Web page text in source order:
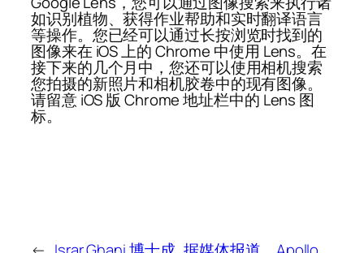
如识别植物、获得作业帮助和实时翻译语言
等操作。您已经可以通过长按浏览时找到的
图像来在 iOS 上的 Chrome 中使用 Lens。在
接下来的几个月中，您还可以使用相机搜索
您拍摄的新照片和相机胶卷中的现有图像。
请留意 iOS 版 Chrome 地址栏中的 Lens 图
标。